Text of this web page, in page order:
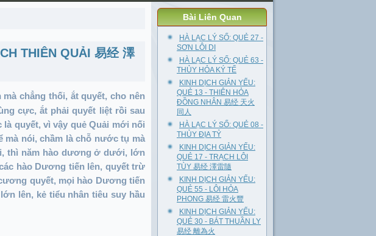
THIÊN QUẢI 易经 澤
chẳng thối, ắt quyết, cho nên
cực, ắt phải quyết liệt rồi sau
quyết, vì vậy quẻ Quải mới nối
mà nói, chầm là chỗ nước tụ mà
thì năm hào dương ở dưới, lớn
hào Dương tiến lên, quyết trừ
quyết, mọi hào Dương tiến
lên, kẻ tiểu nhân tiêu suy hầu
Bài Liên Quan
HÀ LẠC LÝ SỐ: QUẺ 27 -
SƠN LÔI DI
HÀ LẠC LÝ SỐ: QUẺ 63 -
THỦY HỎA KÝ TẾ
KINH DỊCH GIẢN YẾU:
QUẺ 13 - THIÊN HỎA
ĐỒNG NHÂN 易经 天火
同人
HÀ LẠC LÝ SỐ: QUẺ 08 -
THỦY ĐỊA TỶ
KINH DỊCH GIẢN YẾU:
QUẺ 17 - TRẠCH LÔI
TÙY 易经 澤雷隨
KINH DỊCH GIẢN YẾU:
QUẺ 55 - LÔI HỎA
PHONG 易经 雷火豐
KINH DỊCH GIẢN YẾU:
QUẺ 30 - BÁT THUẦN LY
易经 離為火